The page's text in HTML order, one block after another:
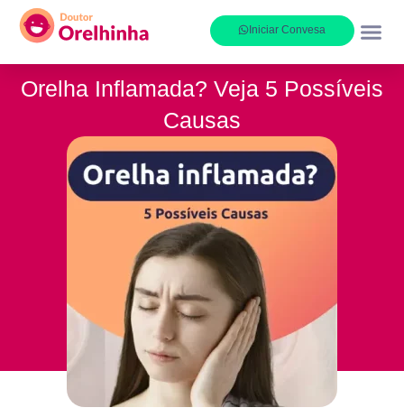
Iniciar Convesa
Orelha Inflamada? Veja 5 Possíveis
Causas